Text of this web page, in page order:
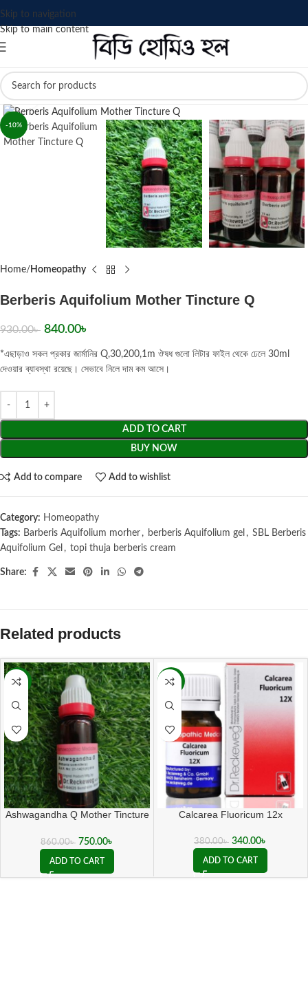
Skip to navigation
Skip to main content
-10%
Home Homeopathy
Berberis Aquifolium Mother Tincture Q
930.00৳ 840.00৳
*এছাড়াও সকল প্রকার জার্মানির Q,30,200,1m ঔষধ গুলো লিটার ফাইল থেকে ঢেলে 30ml
দেওয়ার ব্যাবস্থা রয়েছে। সেভাবে নিলে দাম কম আসে।
ADD TO CART
BUY NOW
Add to compare Add to wishlist
Category: Homeopathy
Tags: Barberis Aquifolium morher , berberis Aquifolium gel , SBL Berberis
Aquifolium Gel , topi thuja berberis cream
Share:
Related products
-13%
Ashwagandha Q Mother Tincture
860.00৳ 750.00৳
ADD TO CART
-11%
Calcarea Fluoricum 12x
380.00৳ 340.00৳
ADD TO CART